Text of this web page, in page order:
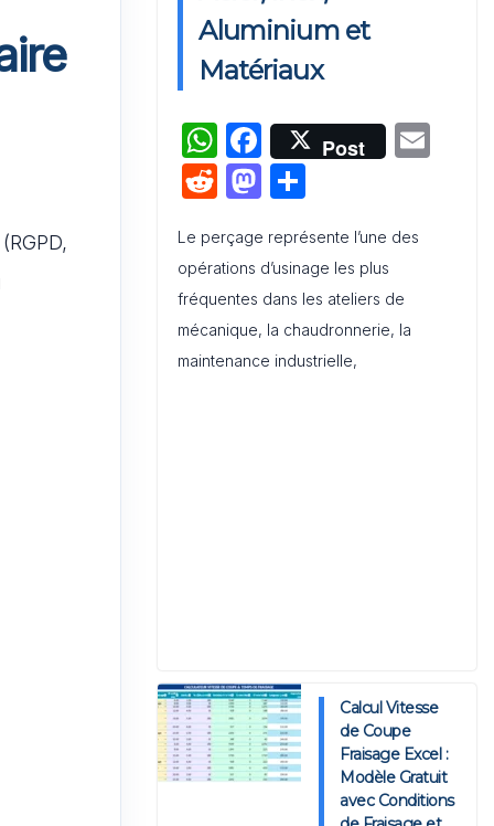
Activation de Marque : Mise en
Œuvre et Modèle de Feuille de
Route
Audit de Communication
Interne et Externe : Canevas
Word
Aluminium et
Matériaux
W
h
at
s
A
p
p
F
a
c
e
b
o
o
Post
R
d
di
t
M
st
o
d
o
ta
g
er
Le perçage représente l’une des
opérations d’usinage les plus
fréquentes dans les ateliers de
mécanique, la chaudronnerie, la
maintenance industrielle,
Calcul Vitesse
de Coupe
Fraisage Excel :
Modèle Gratuit
avec Conditions